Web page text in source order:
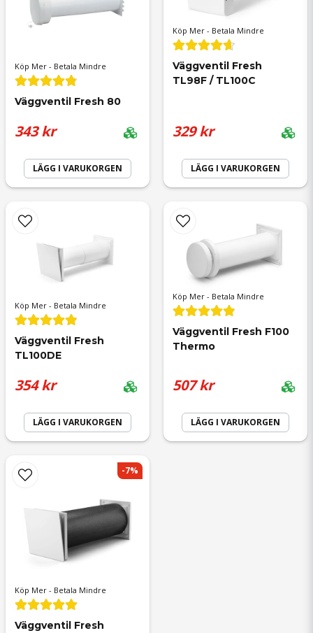
Mejladress
Köp Mer - Betala Mindre
Väggventil Fresh 80
343 kr
LÄGG I VARUKORGEN
Köp Mer - Betala Mindre
Väggventil Fresh
TL98F / TL100C
329 kr
LÄGG I VARUKORGEN
Köp Mer - Betala Mindre
Väggventil Fresh
TL100DE
354 kr
LÄGG I VARUKORGEN
Köp Mer - Betala Mindre
Väggventil Fresh F100
Thermo
507 kr
LÄGG I VARUKORGEN
Köp Mer - Betala Mindre
Väggventil Fresh
-7%